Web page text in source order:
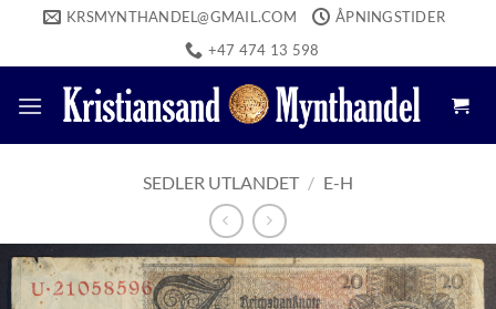
content
KRSMYNTHANDEL@GMAIL.COM
ÅPNINGSTIDER
+47 474 13 598
SEDLER UTLANDET / E-H